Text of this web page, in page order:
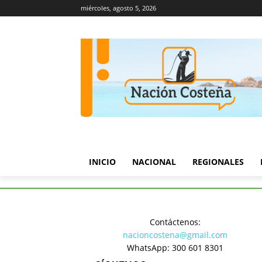
miércoles, agosto 5, 2026
INICIO NACIONAL REGIONALES
Judicial
Capturan
Contáctenos:
nacioncostena@gmail.com
WhatsApp: 300 601 8301